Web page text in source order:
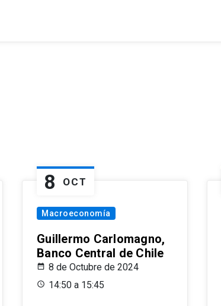
8 OCT
Macroeconomía
Guillermo Carlomagno,
Banco Central de Chile
8 de Octubre de 2024
14:50 a 15:45